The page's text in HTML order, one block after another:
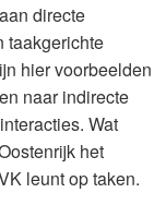
directe
taakgerichte
hier voorbeelden
naar indirecte
Wat
het
leunt op taken.